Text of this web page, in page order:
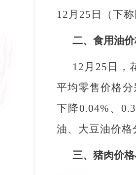
12月25日（下
二、食用油
12月25日，
平均零售价格
下降0.04%、
油、大豆油价格
三、猪肉价